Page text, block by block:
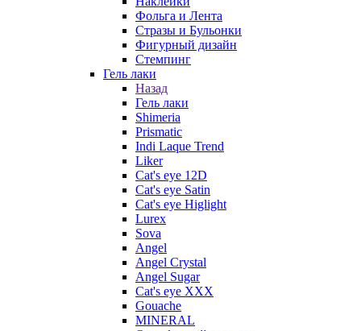
Фольга и Лента
Стразы и Бульонки
Фигурный дизайн
Стемпинг
Гель лаки
Назад
Гель лаки
Shimeria
Prismatic
Indi Laque Trend
Liker
Cat's eye 12D
Cat's eye Satin
Cat's eye Higlight
Lurex
Sova
Angel
Angel Crystal
Angel Sugar
Cat's eye XXX
Gouache
MINERAL